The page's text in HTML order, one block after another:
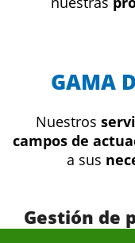
GAMA
Nuestros
campos de
a sus
Gestión de